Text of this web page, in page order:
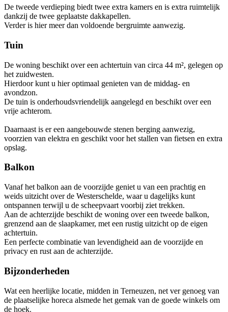
De tweede verdieping biedt twee extra kamers en is extra ruimtelijk
dankzij de twee geplaatste dakkapellen.
Verder is hier meer dan voldoende bergruimte aanwezig.
Tuin
De woning beschikt over een achtertuin van circa 44 m², gelegen op
het zuidwesten.
Hierdoor kunt u hier optimaal genieten van de middag- en
avondzon.
De tuin is onderhoudsvriendelijk aangelegd en beschikt over een
vrije achterom.
Daarnaast is er een aangebouwde stenen berging aanwezig,
voorzien van elektra en geschikt voor het stallen van fietsen en extra
opslag.
Balkon
Vanaf het balkon aan de voorzijde geniet u van een prachtig en
weids uitzicht over de Westerschelde, waar u dagelijks kunt
ontspannen terwijl u de scheepvaart voorbij ziet trekken.
Aan de achterzijde beschikt de woning over een tweede balkon,
grenzend aan de slaapkamer, met een rustig uitzicht op de eigen
achtertuin.
Een perfecte combinatie van levendigheid aan de voorzijde en
privacy en rust aan de achterzijde.
Bijzonderheden
Wat een heerlijke locatie, midden in Terneuzen, net ver genoeg van
de plaatselijke horeca alsmede het gemak van de goede winkels om
de hoek.